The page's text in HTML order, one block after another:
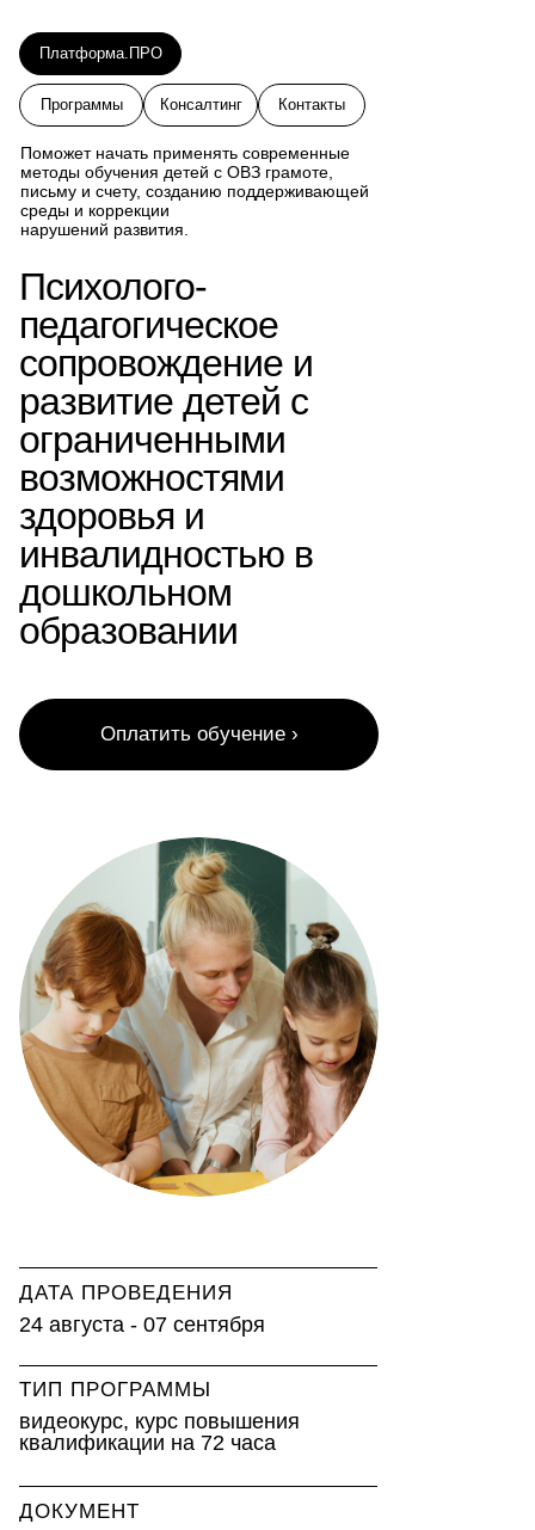
Платформа.ПРО
Программы Консалтинг Контакты
Психолого-
педагогическое
сопровождение и
развитие детей с
ограниченными
возможностями
здоровья и
инвалидностью в
дошкольном
образовании
24 августа - 07 сентября
Поможет начать применять современные
методы обучения детей с ОВЗ грамоте,
письму и счету, созданию поддерживающей
среды и коррекции
нарушений развития.
Оплатить обучение ›
ДАТА ПРОВЕДЕНИЯ
видеокурс, курс повышения
квалификации на 72 часа
ТИП ПРОГРАММЫ
ДОКУМЕНТ